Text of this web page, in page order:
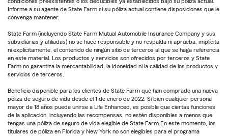
Informe a su agente de State Farm si su póliza actual contiene disposiciones que le
convenga mantener.
State Farm (incluyendo State Farm Mutual Automobile Insurance Company y sus
subsidiarias y afiliadas) no se hace responsable y no respalda ni aprueba, implícita
ni explícitamente, el contenido de ningún sitio de terceros al que se haga referencia
en este material. Los productos y servicios son ofrecidos por terceros y State
Farm no garantiza la mercantabilidad, la idoneidad ni la calidad de los productos y
servicios de terceros.
Beneficio disponible para los clientes de State Farm que han comprado una nueva
póliza de seguro de vida desde el 1 de enero de 2022. Si bien cualquier persona
mayor de 18 años puede unirse a Life Enhanced, es posible que ciertas funciones
de la aplicación, incluyendo las recompensas, no estén disponibles a menos que
tengas una póliza de seguro de vida elegible de State Farm.En este momento, los
titulares de póliza en Florida y New York no son elegibles para el programa